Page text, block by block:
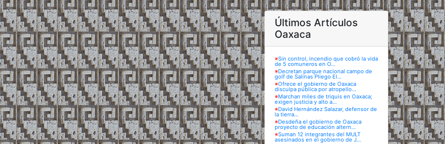
Últimos Artículos
Oaxaca
※Sin control, incendio que cobró la vida
de 5 comuneros en O...
※Decretan parque nacional campo de
golf de Salinas Pliego El...
※Ofrece el gobierno de Oaxaca
disculpa pública por atropello...
※Marchan miles de triquis en Oaxaca;
exigen justicia y alto a...
※David Hernández Salazar, defensor de
la tierra...
※Desdeña el gobierno de Oaxaca
proyecto de educación altern...
※Suman 12 integrantes del MULT
asesinados en el gobierno de J...